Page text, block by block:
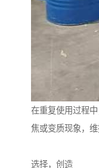
在重复使用过程
焦或变质现象，维
选择，创造